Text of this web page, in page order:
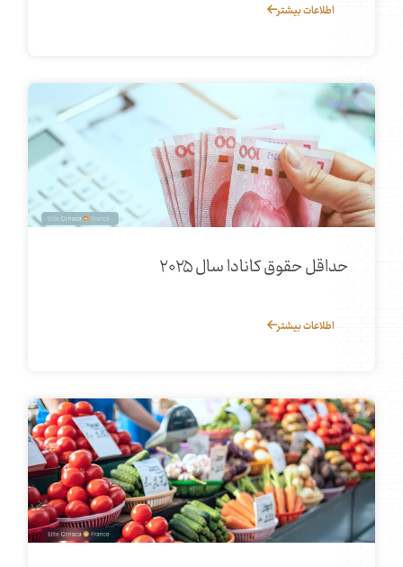
اطلاعات بیشتر
حداقل حقوق کانادا سال ۲۰۲۵
اطلاعات بیشتر